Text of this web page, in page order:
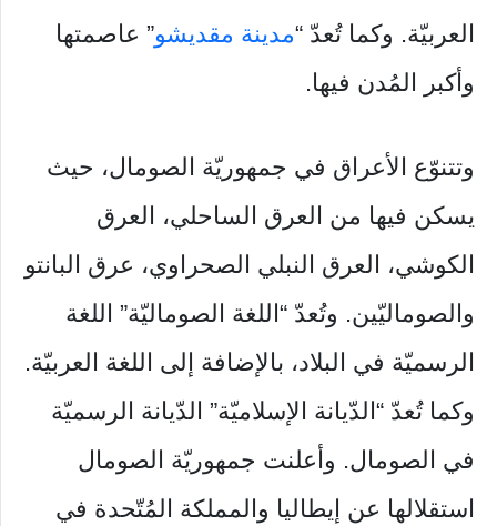
العربيّة. وكما تُعدّ “مدينة مقديشو” عاصمتها
وأكبر المُدن فيها.
وتتنوّع الأعراق في جمهوريّة الصومال، حيث
يسكن فيها من العرق الساحلي، العرق
الكوشي، العرق النبلي الصحراوي، عرق البانتو
والصوماليّين. وتُعدّ “اللغة الصوماليّة” اللغة
الرسميّة في البلاد، بالإضافة إلى اللغة العربيّة.
وكما تُعدّ “الدّيانة الإسلاميّة” الدّيانة الرسميّة
في الصومال. وأعلنت جمهوريّة الصومال
استقلالها عن إيطاليا والمملكة المُتّحدة في